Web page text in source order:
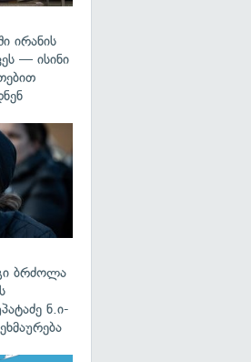
ირანის
— ისინი
ბრძოლა
ნ.ი-